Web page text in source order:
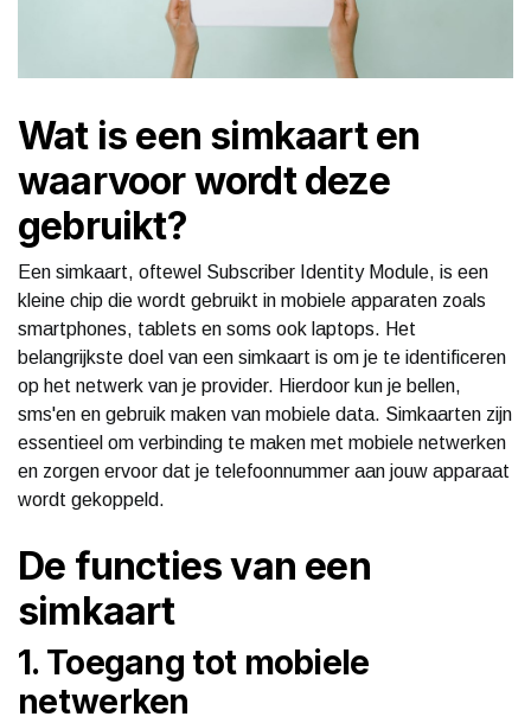
Wat is een simkaart en
waarvoor wordt deze
gebruikt?
Een simkaart, oftewel Subscriber Identity Module, is een
kleine chip die wordt gebruikt in mobiele apparaten zoals
smartphones, tablets en soms ook laptops. Het
belangrijkste doel van een simkaart is om je te identificeren
op het netwerk van je provider. Hierdoor kun je bellen,
sms'en en gebruik maken van mobiele data. Simkaarten zijn
essentieel om verbinding te maken met mobiele netwerken
en zorgen ervoor dat je telefoonnummer aan jouw apparaat
wordt gekoppeld.
De functies van een
simkaart
1. Toegang tot mobiele
netwerken